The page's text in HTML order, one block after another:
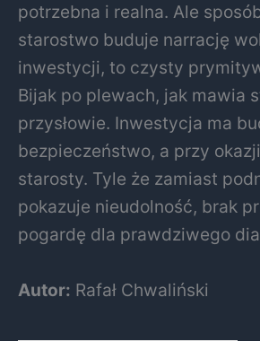
potrzebna i realna. Ale
starostwo buduje narrację
inwestycji, to czysty
Bijak po plewach, jak mawia
przysłowie. Inwestycja ma
bezpieczeństwo, a przy
starosty. Tyle że zamiast
pokazuje nieudolność, brak
pogardę dla prawdziwego
Autor: Rafał Chwaliński